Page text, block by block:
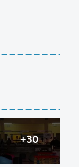
+30